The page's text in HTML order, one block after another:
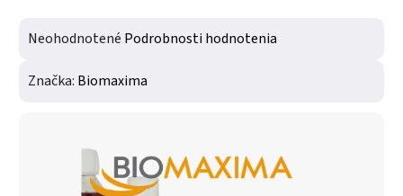
Priemerné hodnotenie produktu je 0,0 z 5 hviezdičiek.
Neohodnotené Podrobnosti hodnotenia
Značka: Biomaxima